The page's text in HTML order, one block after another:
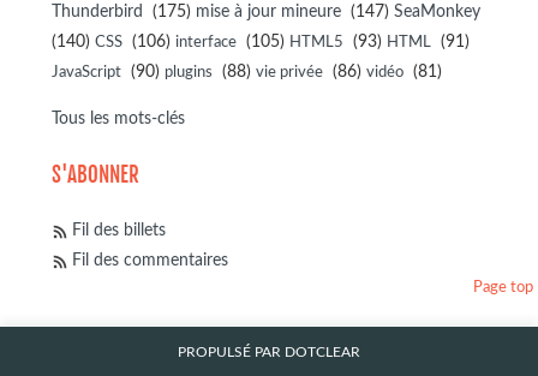
Thunderbird (175) mise à jour mineure (147) SeaMonkey
(140) CSS (106) interface (105) HTML5 (93) HTML (91)
JavaScript (90) plugins (88) vie privée (86) vidéo (81)
Tous les mots-clés
S'ABONNER
Fil des billets
Fil des commentaires
PROPULSÉ PAR DOTCLEAR
Page top